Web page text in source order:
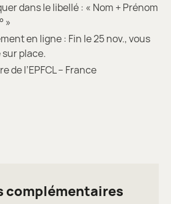
dans le libellé : « Nom + Prénom
»
en ligne : Fin le 25 nov., vous
place.
de l’EPFCL – France
complémentaires